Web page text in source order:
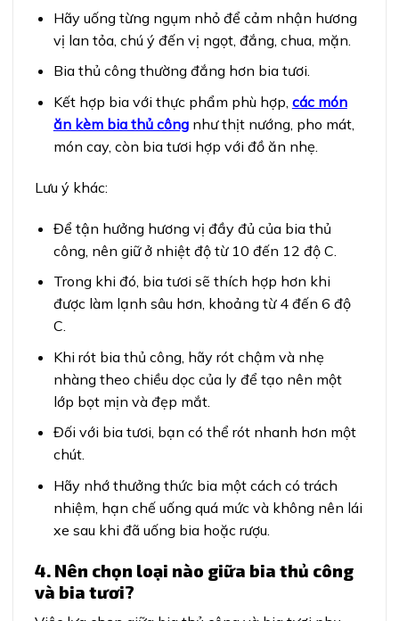
Hãy uống từng ngụm nhỏ để cảm nhận hương
vị lan tỏa, chú ý đến vị ngọt, đắng, chua, mặn.
Bia thủ công thường đắng hơn bia tươi.
Kết hợp bia với thực phẩm phù hợp, các món
ăn kèm bia thủ côngnhư thịt nướng, pho mát,
món cay, còn bia tươi hợp với đồ ăn nhẹ.
Lưu ý khác:
Để tận hưởng hương vị đầy đủ của bia thủ
công, nên giữ ở nhiệt độ từ 10 đến 12 độ C.
Trong khi đó, bia tươi sẽ thích hợp hơn khi
được làm lạnh sâu hơn, khoảng từ 4 đến 6 độ
C.
Khi rót bia thủ công, hãy rót chậm và nhẹ
nhàng theo chiều dọc của ly để tạo nên một
lớp bọt mịn và đẹp mắt.
Đối với bia tươi, bạn có thể rót nhanh hơn một
chút.
Hãy nhớ thưởng thức bia một cách có trách
nhiệm, hạn chế uống quá mức và không nên lái
xe sau khi đã uống bia hoặc rượu.
4. Nên chọn loại nào giữa bia thủ công
và bia tươi?